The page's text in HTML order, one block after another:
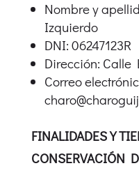
Nombre y
Izquierdo
DNI: 06247123R
Dirección: Calle
Correo
FINALIDADES Y
CONSERVACIÓN